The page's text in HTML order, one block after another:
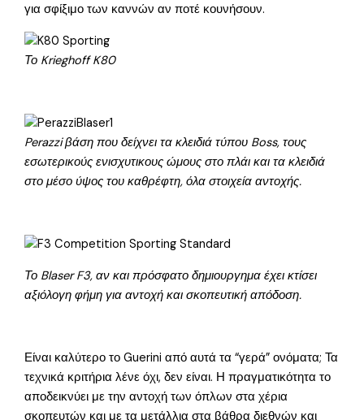
για σφίξιμο των καννών αν ποτέ κουνήσουν.
Το Krieghoff K80
Perazzi βάση που δείχνει τα κλειδιά τύπου Boss, τους
εσωτερικούς ενισχυτικους ώμους στο πλάι και τα κλειδιά
στο μέσο ύψος του καθρέφτη, όλα στοιχεία αντοχής.
Το Blaser F3, αν και πρόσφατο δημιουργημα έχει κτίσει
αξιόλογη φήμη για αντοχή και σκοπευτική απόδοση.
Είναι καλύτερο το Guerini από αυτά τα “γερά” ονόματα; Τα
τεχνικά κριτήρια λένε όχι, δεν είναι. Η πραγματικότητα το
αποδεικνύει με την αντοχή των όπλων στα χέρια
σκοπευτών και με τα μετάλλια στα βάθρα διεθνών και